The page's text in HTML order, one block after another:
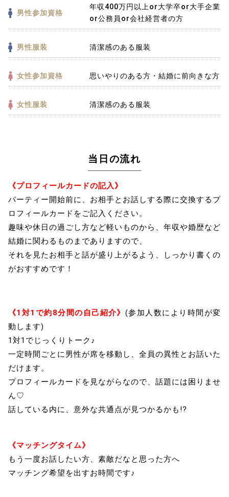
男性参加資格
年収400万円以上or大学卒or大手企業
or公務員or会社経営者の方
男性服装 清潔感のある服装
女性参加資格 思いやりのある方・結婚に前向きな方
女性服装 清潔感のある服装
当日の流れ
《プロフィールカードの記入》
パーティー開始前に、お相手とお話しする際に交換するプ
ロフィールカードをご記入ください。
趣味や休日の過ごし方など軽いものから、年収や婚歴など
結婚に関わるものまでありますので、
それを見たお相手と話が盛り上がるよう、しっかり書くの
がおすすめです！
《1対1で約8分間の自己紹介》 (参加人数により時間が変
動します)
1対1でじっくりトーク♪
一定時間ごとに男性が席を移動し、全員の異性とお話いた
だけます。
プロフィールカードを見ながらなので、話題には困りませ
ん♡
話している内に、意外な共通点が見つかるかも!?
《マッチングタイム》
もう一度お話したい方、素敵だなと思った方へ
マッチング希望を出すお時間です♪